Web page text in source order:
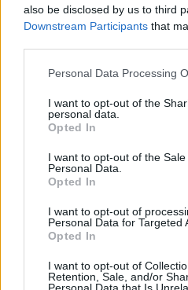
also be disclosed by us to third
Downstream Participants that
Please note that this website/
not limited to your visit or usage
grant or deny consent to
use your data for below
consent section.
Personal Data Processing
I want to opt-out of the
personal data.
Opted In
I want to opt-out of the
Personal Data.
Opted In
I want to opt-out of
Personal Data for Targeted
Opted In
I want to opt-out of
Retention, Sale, and/or
Personal Data that Is
ΠΕΡΙΣΣΟΤΕΡΑ ΒΙΝΤΕΟ
Ακολουθήστε το στο